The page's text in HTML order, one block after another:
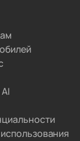
импорта.